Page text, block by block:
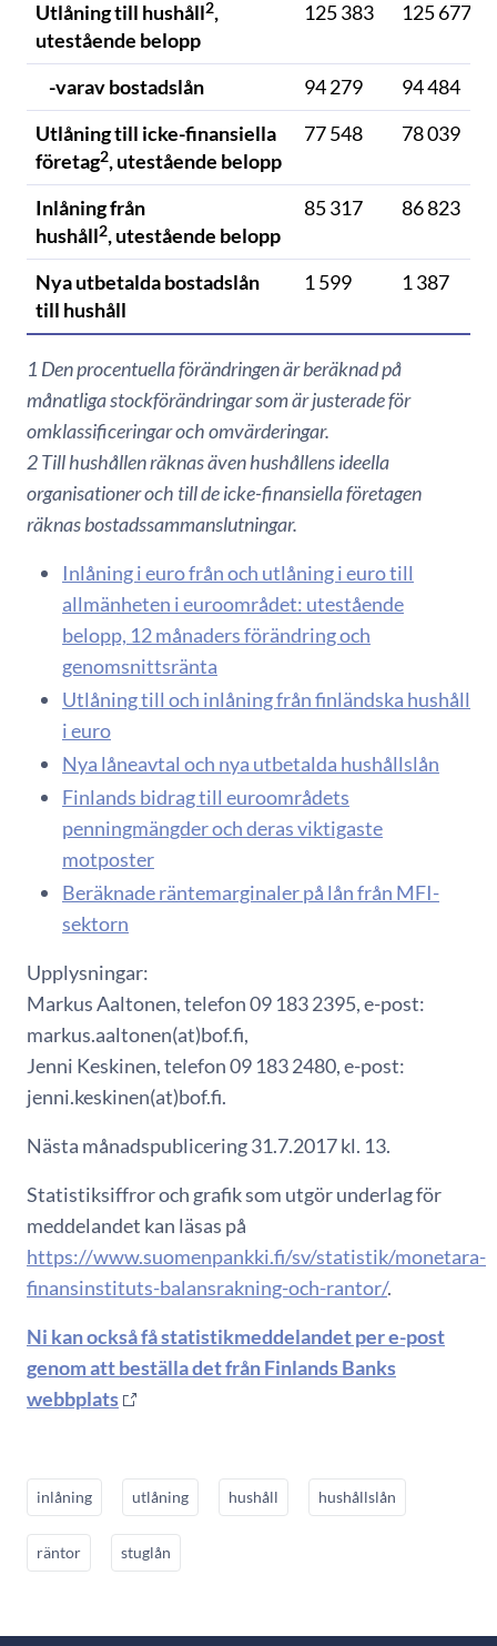
Utlåning till hushåll2,
utestående belopp
125 383 125 677
-varav bostadslån 94 279
94 484
Utlåning till icke-finansiella
företag2, utestående belopp
77 548 78 039
Inlåning från
hushåll2, utestående belopp
85 317 86 823
Nya utbetalda bostadslån
till hushåll
1 599 1 387
1 Den procentuella förändringen är beräknad på
månatliga stockförändringar som är justerade för
omklassificeringar och omvärderingar.
2 Till hushållen räknas även hushållens ideella
organisationer och till de icke-finansiella företagen
räknas bostadssammanslutningar.
Inlåning i euro från och utlåning i euro till
allmänheten i euroområdet: utestående
belopp, 12 månaders förändring och
genomsnittsränta
Utlåning till och inlåning från finländska hushåll
i euro
Nya låneavtal och nya utbetalda hushållslån
Finlands bidrag till euroområdets
penningmängder och deras viktigaste
motposter
Beräknade räntemarginaler på lån från MFI-
sektorn
Upplysningar:
Markus Aaltonen, telefon 09 183 2395, e-post:
markus.aaltonen(at)bof.fi,
Jenni Keskinen, telefon 09 183 2480, e-post:
jenni.keskinen(at)bof.fi.
Nästa månadspublicering 31.7.2017 kl. 13.
Statistiksiffror och grafik som utgör underlag för
meddelandet kan läsas på
https://www.suomenpankki.fi/sv/statistik/monetara-
finansinstituts-balansrakning-och-rantor/.
Ni kan också få statistikmeddelandet per e-post
genom att beställa det från Finlands Banks
webbplats
inlåning utlåning hushåll hushållslån
räntor stuglån